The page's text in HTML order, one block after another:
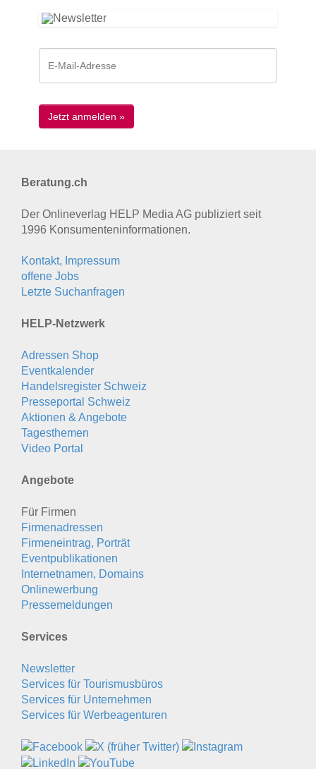
Beratung.ch
Der Onlineverlag HELP Media AG publiziert seit
1996 Konsumenten­informationen.
Kontakt, Impressum
offene Jobs
Letzte Suchanfragen
HELP-Netzwerk
Adressen Shop
Eventkalender
Handelsregister Schweiz
Presseportal Schweiz
Aktionen & Angebote
Tagesthemen
Video Portal
Angebote
Für Firmen
Firmenadressen
Firmeneintrag, Porträt
Eventpublikationen
Internetnamen, Domains
Onlinewerbung
Pressemeldungen
Services
Newsletter
Services für Tourismusbüros
Services für Unternehmen
Services für Werbeagenturen